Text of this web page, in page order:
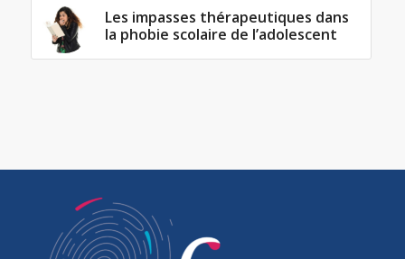
Les impasses thérapeutiques dans
la phobie scolaire de l’adolescent